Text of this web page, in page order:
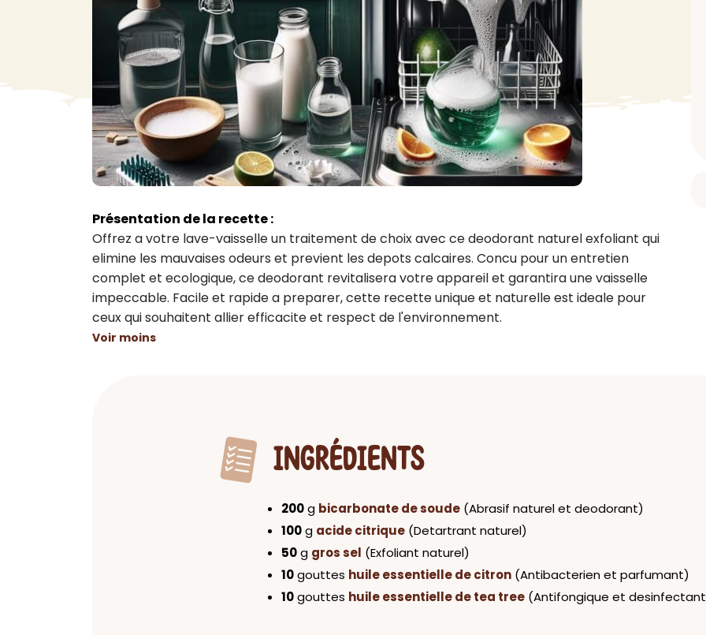
Liquide Vaiselle
Entretien Lave Vaiselle
Autre
> Voir tout
DIVERS
Spécial Covid
Automobile
Insecticide
Objet
Autre
> Voir tout
BAIN ET DOUCHE
Gel douche
Savon
Huile de bain
Pain moussant
Bombe de bain
Autre
> Voir tout
Spray corporel
Présentation de la recette :
Offrez a votre lave-vaisselle un traitement de choix avec ce deodorant naturel exfoliant qui
elimine les mauvaises odeurs et previent les depots calcaires. Concu pour un entretien
complet et ecologique, ce deodorant revitalisera votre appareil et garantira une vaisselle
impeccable. Facile et rapide a preparer, cette recette unique et naturelle est ideale pour
ceux qui souhaitent allier efficacite et respect de l'environnement.
Voir moins
INGRÉDIENTS
200g bicarbonate de soude (Abrasif naturel et deodorant)
100g acide citrique (Detartrant naturel)
50g gros sel (Exfoliant naturel)
10gouttes huile essentielle de citron (Antibacterien et parfumant)
10gouttes huile essentielle de tea tree (Antifongique et